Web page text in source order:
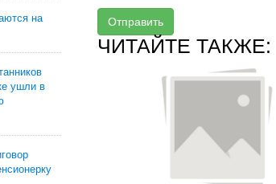
на
ушли в
Отправить
ЧИТАЙТЕ ТАКЖЕ: